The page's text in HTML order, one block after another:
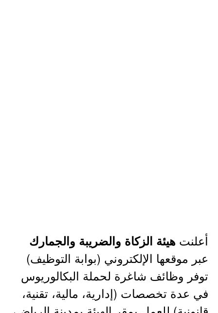
أعلنت هيئة الزكاة والضريبة والجمارك
عبر موقعها الإلكتروني (بوابة التوظيف)
توفر وظائف شاغرة لحملة البكالوريوس
في عدة تخصصات (إدارية، مالية، تقنية،